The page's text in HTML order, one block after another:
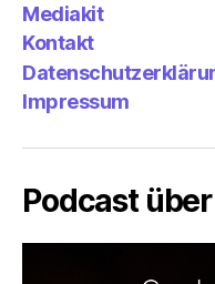
Mediakit
Kontakt
Impressum
Podcast